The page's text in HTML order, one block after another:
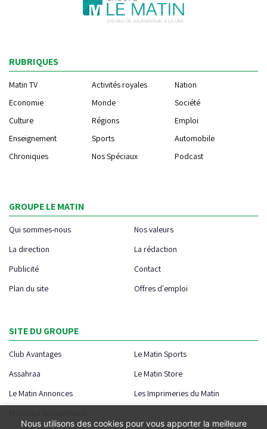
RUBRIQUES
Matin TV Activités royales
Nation
Economie
Monde
Société
Culture
Régions
Emploi
Enseignement
Sports
Automobile
Chroniques
Nos Spéciaux Podcast
GROUPE LE MATIN
Qui sommes-nous
Nos valeurs
La direction
La rédaction
Publicité
Contact
Plan du site
Offres d'emploi
SITE DU GROUPE
Club Avantages
Le Matin Sports
Assahraa
Le Matin Store
Le Matin Annonces
Les Imprimeries du Matin
Nous utilisons des cookies pour vous apporter la meilleure